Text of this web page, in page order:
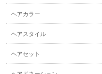
ヘアカラー
ヘアスタイル
ヘアセット